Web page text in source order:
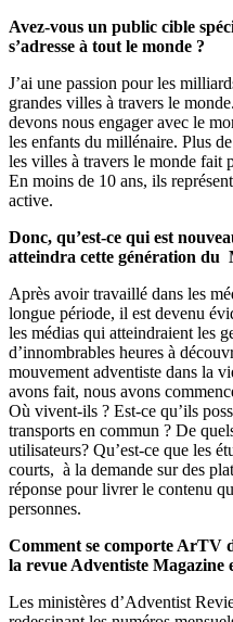
Avez-vous un public cible
s’adresse à tout le monde ?
J’ai une passion pour les
grandes villes à travers le
devons nous engager avec le
les enfants du millénaire. Plus
les villes à travers le monde fait
En moins de 10 ans, ils
active.
Donc, qu’est-ce qui est
atteindra cette génération du
Après avoir travaillé dans les
longue période, il est devenu
les médias qui atteindraient les
d’innombrables heures à
mouvement adventiste dans la
avons fait, nous avons
Où vivent-ils ? Est-ce qu’ils
transports en commun ? De
utilisateurs? Qu’est-ce que les
courts, à la demande sur des
réponse pour livrer le contenu
personnes.
Comment se comporte ArTV
la revue Adventiste Magazine
Les ministères d’Adventist